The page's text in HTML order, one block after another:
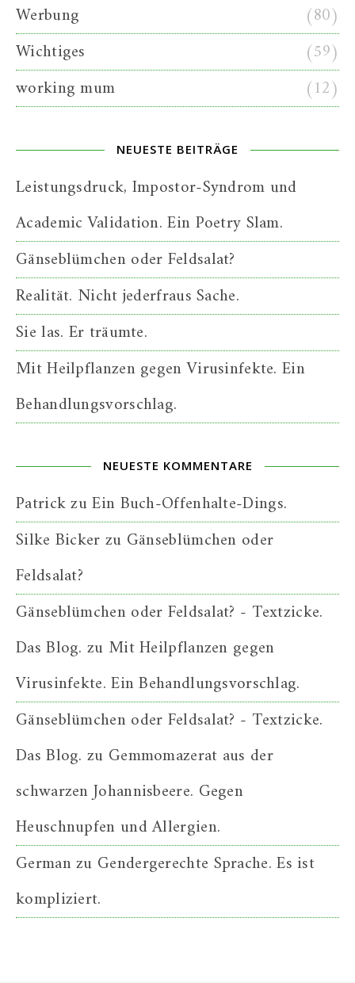
Werbung
(80)
Wichtiges
(59)
working mum
(12)
NEUESTE BEITRÄGE
Leistungsdruck, Impostor-Syndrom und
Academic Validation. Ein Poetry Slam.
Gänseblümchen oder Feldsalat?
Realität. Nicht jederfraus Sache.
Sie las. Er träumte.
Mit Heilpflanzen gegen Virusinfekte. Ein
Behandlungsvorschlag.
NEUESTE KOMMENTARE
PatrickzuEin Buch-Offenhalte-Dings.
Silke Bickerzu Gänseblümchen oder
Feldsalat?
Gänseblümchen oder Feldsalat? - Textzicke.
Das Blog. zu Mit Heilpflanzen gegen
Virusinfekte. Ein Behandlungsvorschlag.
Gänseblümchen oder Feldsalat? - Textzicke.
Das Blog. zu Gemmomazerat aus der
schwarzen Johannisbeere. Gegen
Heuschnupfen und Allergien.
Germanzu Gendergerechte Sprache. Es ist
kompliziert.